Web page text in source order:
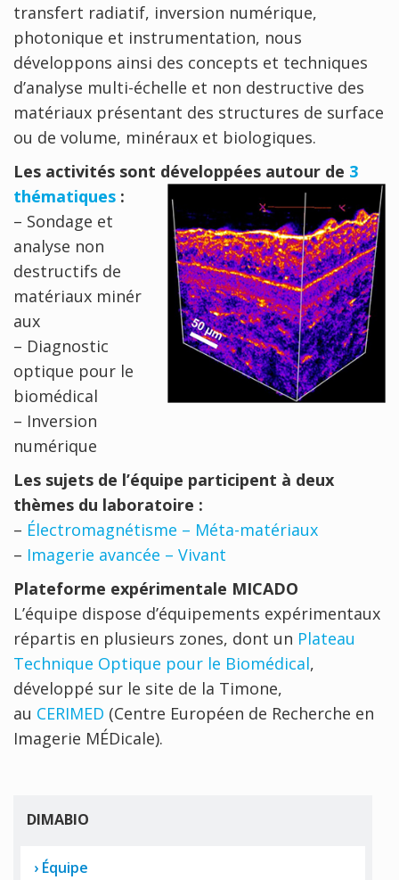
transfert radiatif, inversion numérique,
photonique et instrumentation, nous
développons ainsi des concepts et techniques
d’analyse multi-échelle et non destructive des
matériaux présentant des structures de surface
ou de volume, minéraux et biologiques.
Les activités sont développées autour de 3
thématiques :
– Sondage et
analyse non
destructifs de
matériaux minér
aux
– Diagnostic
optique pour le
biomédical
– Inversion
numérique
Les sujets de l’équipe participent à deux
thèmes du laboratoire :
– Électromagnétisme – Méta-matériaux
– Imagerie avancée – Vivant
Plateforme expérimentale MICADO
L’équipe dispose d’équipements expérimentaux
répartis en plusieurs zones, dont un Plateau
Technique Optique pour le Biomédical,
développé sur le site de la Timone,
au CERIMED (Centre Européen de Recherche en
Imagerie MÉDicale).
DIMABIO
Équipe